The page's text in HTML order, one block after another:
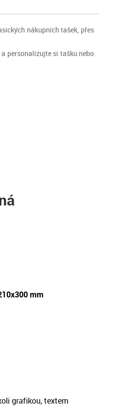
nákupních tašek, přes
personalizujte si tašku nebo
mm
grafikou, textem